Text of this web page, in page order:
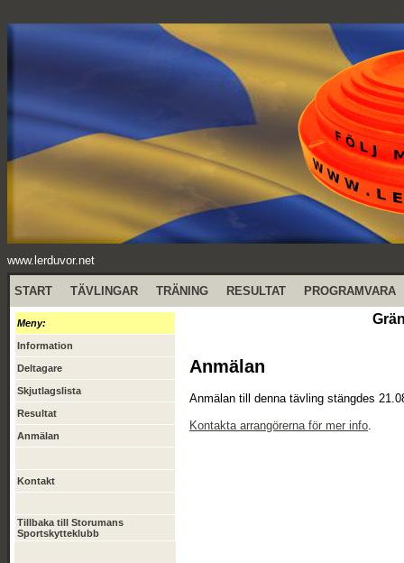
www.lerduvor.net
START TÄVLINGAR TRÄNING RESULTAT PROGRAMVARA
Meny:
Information
Deltagare
Skjutlagslista
Resultat
Anmälan
Kontakt
Tillbaka till Storumans
Sportskytteklubb
Anmälan
Anmälan till denna tävling stängdes
Kontakta arrangörerna för mer info.